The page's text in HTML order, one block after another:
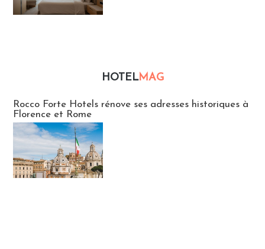
HOTELMAG
Rocco Forte Hotels rénove ses adresses historiques à
Florence et Rome